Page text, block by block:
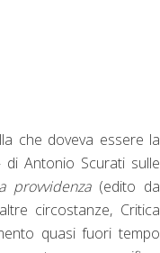
che doveva essere la
Antonio Scurati sulle
provvidenza(edito da
circostanze, Critica
quasi fuori tempo